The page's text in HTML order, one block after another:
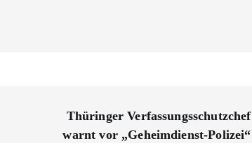
Thüringer Verfassungsschutzchef
warnt vor „Geheimdienst-Polizei“